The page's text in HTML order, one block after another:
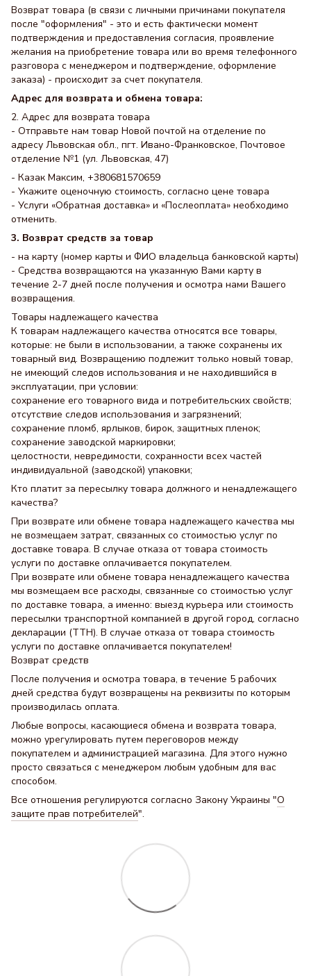
Возврат товара (в связи с личными причинами покупателя
после "оформления" - это и есть фактически момент
подтверждения и предоставления согласия, проявление
желания на приобретение товара или во время телефонного
разговора с менеджером и подтверждение, оформление
заказа) - происходит за счет покупателя.
Адрес для возврата и обмена товара:
2. Адрес для возврата товара
- Отправьте нам товар Новой почтой на отделение по
адресу Львовская обл., пгт. Ивано-Франковское, Почтовое
отделение №1 (ул. Львовская, 47)
- Казак Максим, +380681570659
- Укажите оценочную стоимость, согласно цене товара
- Услуги «Обратная доставка» и «Послеоплата» необходимо
отменить.
3. Возврат средств за товар
- на карту (номер карты и ФИО владельца банковской карты)
- Средства возвращаются на указанную Вами карту в
течение 2-7 дней после получения и осмотра нами Вашего
возвращения.
Товары надлежащего качества
К товарам надлежащего качества относятся все товары,
которые: не были в использовании, а также сохранены их
товарный вид. Возвращению подлежит только новый товар,
не имеющий следов использования и не находившийся в
эксплуатации, при условии:
сохранение его товарного вида и потребительских свойств;
отсутствие следов использования и загрязнений;
сохранение пломб, ярлыков, бирок, защитных пленок;
сохранение заводской маркировки;
целостности, невредимости, сохранности всех частей
индивидуальной (заводской) упаковки;
Кто платит за пересылку товара должного и ненадлежащего
качества?
При возврате или обмене товара надлежащего качества мы
не возмещаем затрат, связанных со стоимостью услуг по
доставке товара. В случае отказа от товара стоимость
услуги по доставке оплачивается покупателем.
При возврате или обмене товара ненадлежащего качества
мы возмещаем все расходы, связанные со стоимостью услуг
по доставке товара, а именно: выезд курьера или стоимость
пересылки транспортной компанией в другой город, согласно
декларации (ТТН). В случае отказа от товара стоимость
услуги по доставке оплачивается покупателем!
Возврат средств
После получения и осмотра товара, в течение 5 рабочих
дней средства будут возвращены на реквизиты по которым
производилась оплата.
Любые вопросы, касающиеся обмена и возврата товара,
можно урегулировать путем переговоров между
покупателем и администрацией магазина. Для этого нужно
просто связаться с менеджером любым удобным для вас
способом.
Все отношения регулируются согласно Закону Украины "О
защите прав потребителей".